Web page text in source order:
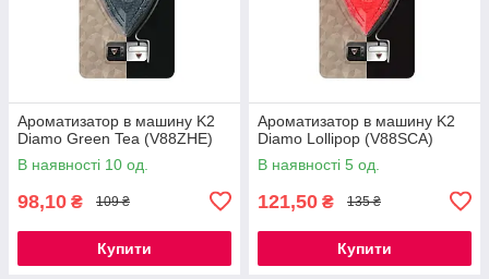
Ароматизатор в машину K2
Diamo Green Tea (V88ZHE)
В наявності 10 од.
98,10 ₴ 109 ₴
Купити
Ароматизатор в машину K2
Diamo Lollipop (V88SCA)
В наявності 5 од.
121,50 ₴ 135 ₴
Купити